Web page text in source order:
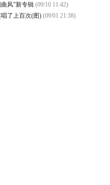
风”新专辑 (09/10 11:42)
了上百次(图) (09/01 21:38)